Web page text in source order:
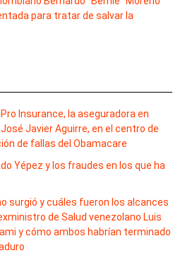
para tratar de salvar la
Insurance, la aseguradora en
Javier Aguirre, en el centro de
de fallas del Obamacare
Yépez y los fraudes en los que ha
surgió y cuáles fueron los alcances
de Salud venezolano Luis
y cómo ambos habrían terminado